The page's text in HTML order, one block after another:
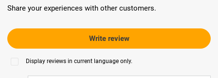
Share your experiences with other customers.
Write review
Display reviews in current language only.